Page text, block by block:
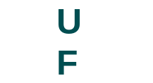
U
F